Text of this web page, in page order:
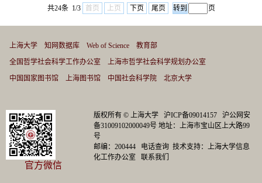
共24条 1/3 首页 上页 下页 尾页 页
上海大学 知网数据库 Web of Science
教育部
全国哲学社会科学工作办公室
上海市哲学社会科学规划办公室
中国国家图书馆
上海图书馆 中国社会科学院 北京大学
官方微信
版权所有 ©上海大学 沪ICP备09014157
沪公网安
备31009102000049号地址：上海市宝山区上大路99
号
邮编：200444 电话查询 技术支持：
上海大学信息
化工作办公室 联系我们